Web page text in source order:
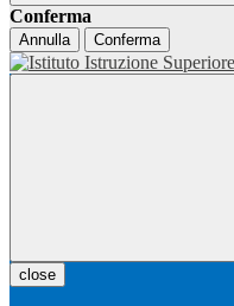
Conferma
Annulla Conferma
close